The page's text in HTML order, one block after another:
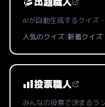
AIが自動生成するクイズ
人気のクイズ|新着クイズ
投票職人
みんなの投票で決まるラ